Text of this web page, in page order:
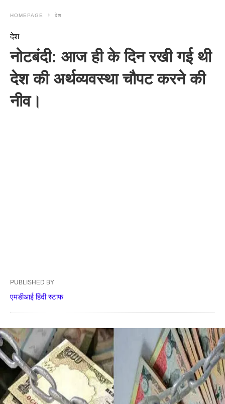
HOMEPAGE देश
देश
नोटबंदी: आज ही के दिन रखी गई थी
देश की अर्थव्यवस्था चौपट करने की
नीव।
PUBLISHED BY
एमडीआई हिंदी स्टाफ